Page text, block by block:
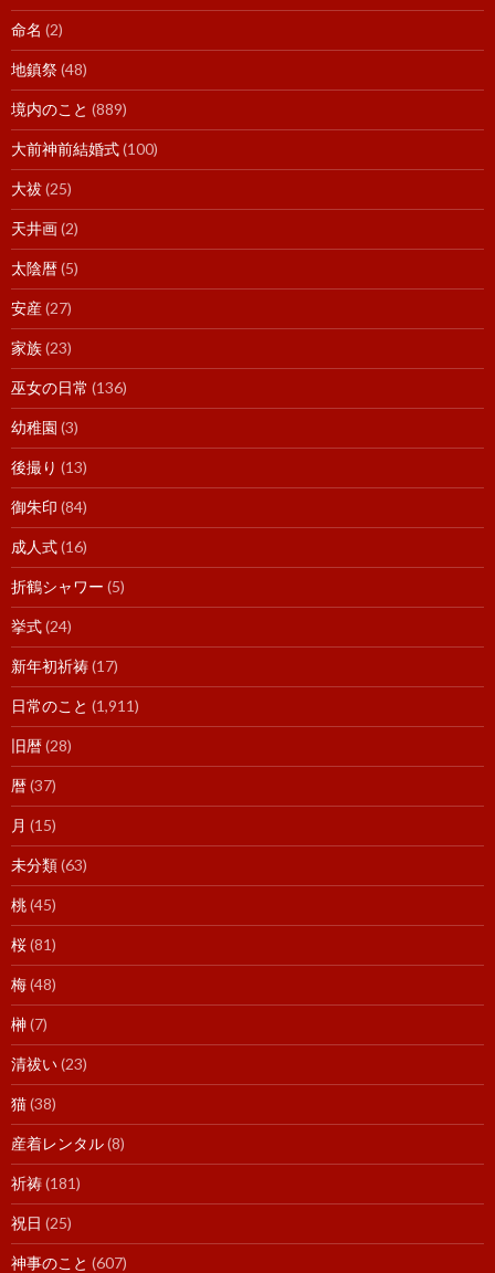
命名 (2)
地鎮祭(48)
境内のこと (889)
大前神前結婚式(100)
大祓(25)
天井画(2)
太陰暦(5)
安産(27)
家族(23)
巫女の日常 (136)
幼稚園 (3)
後撮り (13)
御朱印 (84)
成人式(16)
折鶴シャワー (5)
挙式(24)
新年初祈祷(17)
日常のこと (1,911)
旧暦(28)
暦(37)
月 (15)
未分類(63)
桃(45)
桜(81)
梅(48)
榊(7)
清祓い(23)
猫(38)
産着レンタル(8)
祈祷(181)
祝日 (25)
神事のこと (607)